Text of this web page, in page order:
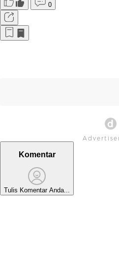
0
Komentar
Tulis Komentar Anda...